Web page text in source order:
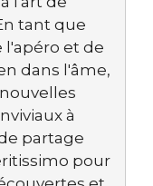
tant que
l'apéro et de
dans l'âme,
à
partage
pour